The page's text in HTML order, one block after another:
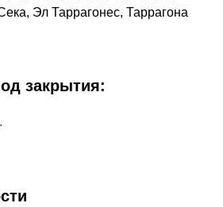
Эл Таррагонес, Таррагона
закрытия: